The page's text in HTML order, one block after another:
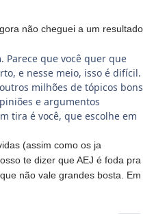
não cheguei a um resultado
Parece que você quer que
e nesse meio, isso é difícil.
milhões de tópicos bons
e argumentos
tira é você, que escolhe em
(assim como os ja
te dizer que AEJ é foda pra
não vale grandes bosta. Em